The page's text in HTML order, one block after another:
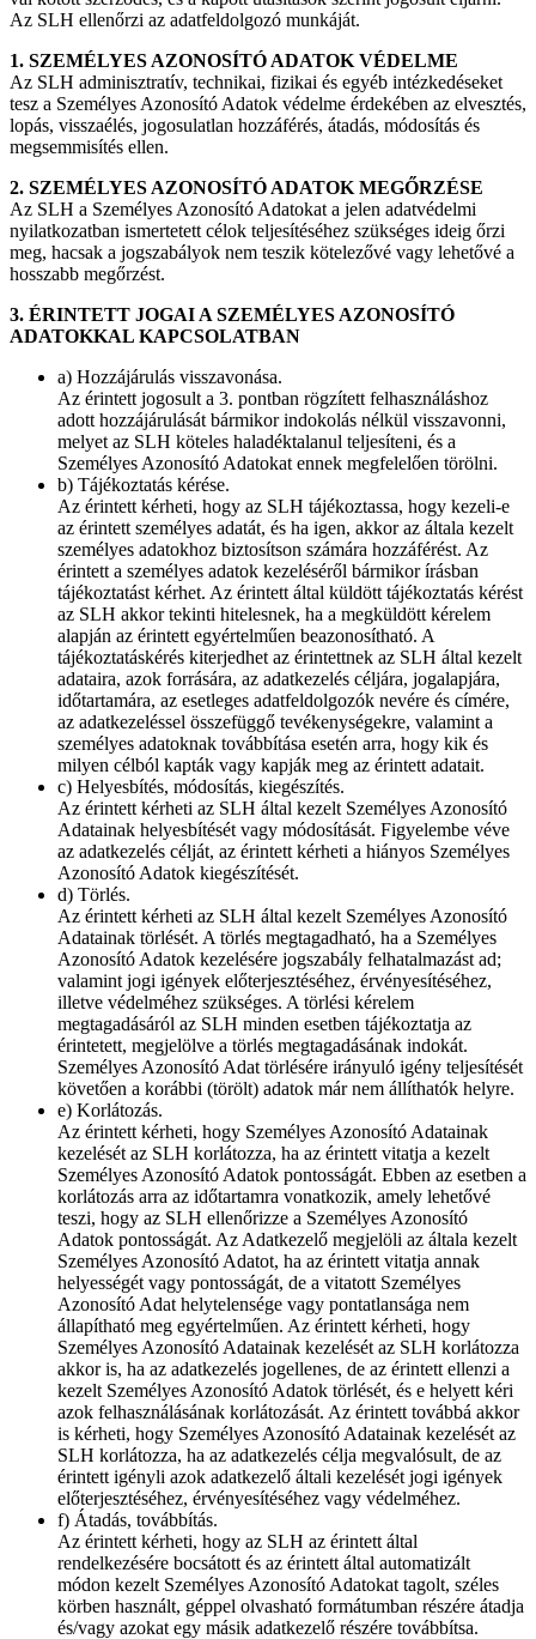
Az SLH ellenőrzi az adatfeldolgozó munkáját.
1. SZEMÉLYES AZONOSÍTÓ ADATOK VÉDELME
Az SLH adminisztratív, technikai, fizikai és egyéb intézkedéseket
tesz a Személyes Azonosító Adatok védelme érdekében az elvesztés,
lopás, visszaélés, jogosulatlan hozzáférés, átadás, módosítás és
megsemmisítés ellen.
2. SZEMÉLYES AZONOSÍTÓ ADATOK MEGŐRZÉSE
Az SLH a Személyes Azonosító Adatokat a jelen adatvédelmi
nyilatkozatban ismertetett célok teljesítéséhez szükséges ideig őrzi
meg, hacsak a jogszabályok nem teszik kötelezővé vagy lehetővé a
hosszabb megőrzést.
3. ÉRINTETT JOGAI A SZEMÉLYES AZONOSÍTÓ
ADATOKKAL KAPCSOLATBAN
a) Hozzájárulás visszavonása.
Az érintett jogosult a 3. pontban rögzített felhasználáshoz
adott hozzájárulását bármikor indokolás nélkül visszavonni,
melyet az SLH köteles haladéktalanul teljesíteni, és a
Személyes Azonosító Adatokat ennek megfelelően törölni.
b) Tájékoztatás kérése.
Az érintett kérheti, hogy az SLH tájékoztassa, hogy kezeli-e
az érintett személyes adatát, és ha igen, akkor az általa kezelt
személyes adatokhoz biztosítson számára hozzáférést. Az
érintett a személyes adatok kezeléséről bármikor írásban
tájékoztatást kérhet. Az érintett által küldött tájékoztatás kérést
az SLH akkor tekinti hitelesnek, ha a megküldött kérelem
alapján az érintett egyértelműen beazonosítható. A
tájékoztatáskérés kiterjedhet az érintettnek az SLH által kezelt
adataira, azok forrására, az adatkezelés céljára, jogalapjára,
időtartamára, az esetleges adatfeldolgozók nevére és címére,
az adatkezeléssel összefüggő tevékenységekre, valamint a
személyes adatoknak továbbítása esetén arra, hogy kik és
milyen célból kapták vagy kapják meg az érintett adatait.
c) Helyesbítés, módosítás, kiegészítés.
Az érintett kérheti az SLH által kezelt Személyes Azonosító
Adatainak helyesbítését vagy módosítását. Figyelembe véve
az adatkezelés célját, az érintett kérheti a hiányos Személyes
Azonosító Adatok kiegészítését.
d) Törlés.
Az érintett kérheti az SLH által kezelt Személyes Azonosító
Adatainak törlését. A törlés megtagadható, ha a Személyes
Azonosító Adatok kezelésére jogszabály felhatalmazást ad;
valamint jogi igények előterjesztéséhez, érvényesítéséhez,
illetve védelméhez szükséges. A törlési kérelem
megtagadásáról az SLH minden esetben tájékoztatja az
érintetett, megjelölve a törlés megtagadásának indokát.
Személyes Azonosító Adat törlésére irányuló igény teljesítését
követően a korábbi (törölt) adatok már nem állíthatók helyre.
e) Korlátozás.
Az érintett kérheti, hogy Személyes Azonosító Adatainak
kezelését az SLH korlátozza, ha az érintett vitatja a kezelt
Személyes Azonosító Adatok pontosságát. Ebben az esetben a
korlátozás arra az időtartamra vonatkozik, amely lehetővé
teszi, hogy az SLH ellenőrizze a Személyes Azonosító
Adatok pontosságát. Az Adatkezelő megjelöli az általa kezelt
Személyes Azonosító Adatot, ha az érintett vitatja annak
helyességét vagy pontosságát, de a vitatott Személyes
Azonosító Adat helytelensége vagy pontatlansága nem
állapítható meg egyértelműen. Az érintett kérheti, hogy
Személyes Azonosító Adatainak kezelését az SLH korlátozza
akkor is, ha az adatkezelés jogellenes, de az érintett ellenzi a
kezelt Személyes Azonosító Adatok törlését, és e helyett kéri
azok felhasználásának korlátozását. Az érintett továbbá akkor
is kérheti, hogy Személyes Azonosító Adatainak kezelését az
SLH korlátozza, ha az adatkezelés célja megvalósult, de az
érintett igényli azok adatkezelő általi kezelését jogi igények
előterjesztéséhez, érvényesítéséhez vagy védelméhez.
f) Átadás, továbbítás.
Az érintett kérheti, hogy az SLH az érintett által
rendelkezésére bocsátott és az érintett által automatizált
módon kezelt Személyes Azonosító Adatokat tagolt, széles
körben használt, géppel olvasható formátumban részére átadja
és/vagy azokat egy másik adatkezelő részére továbbítsa.